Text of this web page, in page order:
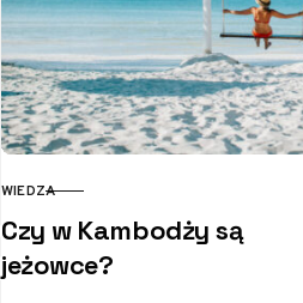
KATEGORIA
WIEDZA
Czy w Kambodży są
jeżowce?